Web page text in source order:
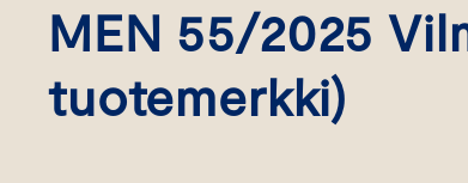
MEN 55/2025
tuotemerkki)